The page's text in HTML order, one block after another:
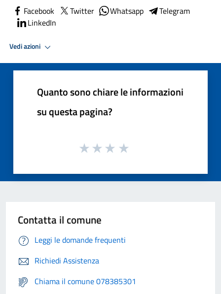
Facebook Twitter Whatsapp
Telegram
LinkedIn
Vedi azioni
Quanto sono chiare le informazioni
su questa pagina?
Contatta il comune
Leggi le domande frequenti
Richiedi Assistenza
Chiama il comune 078385301